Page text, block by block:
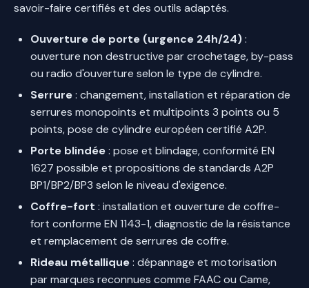
savoir-faire certifiés et des outils adaptés.
Ouverture de porte (urgence 24h/24):
ouverture non destructive par crochetage, by-pass
ou radio d'ouverture selon le type de cylindre.
Serrure: changement, installation et réparation de
serrures monopoints et multipoints 3 points ou 5
points, pose de cylindre européen certifié A2P.
Porte blindée: pose et blindage, conformité EN
1627 possible et propositions de standards A2P
BP1/BP2/BP3 selon le niveau d'exigence.
Coffre-fort : installation et ouverture de coffre-
fort conforme EN 1143-1, diagnostic de la résistance
et remplacement de serrures de coffre.
Rideau métallique: dépannage et motorisation
par marques reconnues comme FAAC ou Came,